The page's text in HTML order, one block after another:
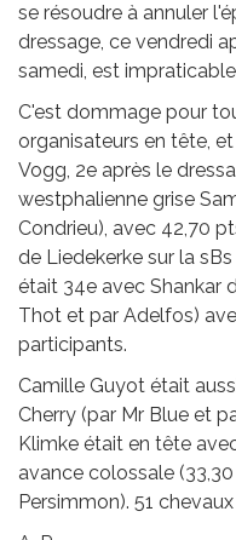
se résoudre à annuler
dressage, ce vendredi
samedi, est
C'est dommage pour
organisateurs en tête,
Vogg, 2e après le
westphalienne grise
Condrieu), avec 42,70
de Liedekerke sur la
était 34e avec Shankar
Thot et par Adelfos)
participants.
Camille Guyot était
Cherry (par Mr Blue et
Klimke était en tête
avance colossale
Persimmon). 51